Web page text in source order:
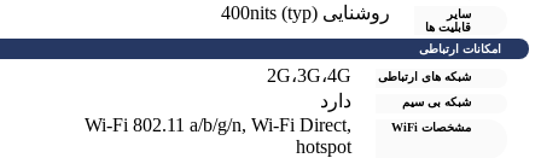
سایر
قابلیت ها
روشنایی (400nits (typ
امکانات ارتباطی
شبکه های ارتباطی 2G،3G،4G
شبکه بی سیم دارد
مشخصات WiFi
Wi-Fi 802.11 a/b/g/n, Wi-Fi Direct,
hotspot